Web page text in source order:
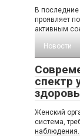
В последние
проявляет
активным
Новости
спектр
Женский
система,
наблюдения.